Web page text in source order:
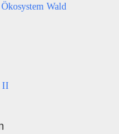
Wald
II